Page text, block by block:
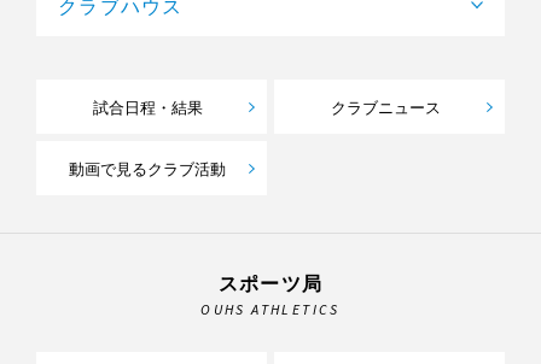
試合日程・結果 クラブニュース
動画で見るクラブ活動
スポーツ局
OUHS ATHLETICS